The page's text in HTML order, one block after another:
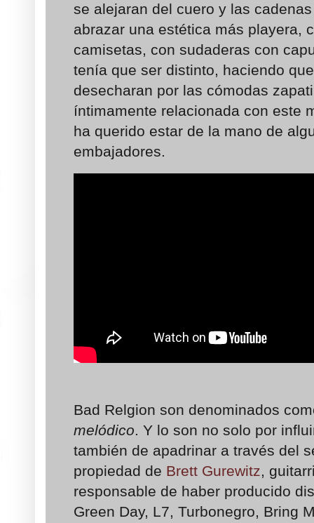
se alejaran del cuero y las
abrazar una estética más playera,
camisetas, con sudaderas con
tenía que ser distinto, haciendo
desecharan por las cómodas
íntimamente relacionada con este
ha querido estar de la mano de
embajadores.
Bad Relgion son denominados
melódico. Y lo son no solo por
también de apadrinar a través del
propiedad de Brett Gurewitz,
responsable de haber producido
Green Day, L7, Turbonegro, Bring